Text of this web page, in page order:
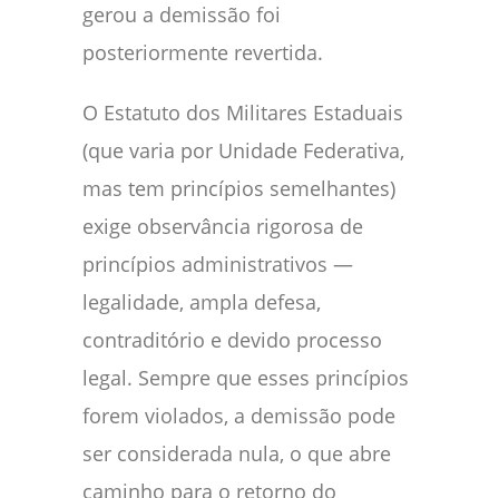
gerou a demissão foi
posteriormente revertida.
O Estatuto dos Militares Estaduais
(que varia por Unidade Federativa,
mas tem princípios semelhantes)
exige observância rigorosa de
princípios administrativos —
legalidade, ampla defesa,
contraditório e devido processo
legal. Sempre que esses princípios
forem violados, a demissão pode
ser considerada nula, o que abre
caminho para o retorno do